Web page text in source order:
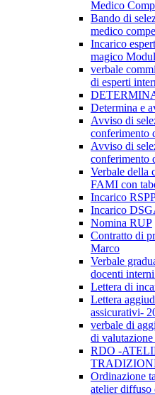
Medico
Bando di
medico
Incarico
magico
verbale
di esperti
Determina e
Avviso di
conferimento
Avviso di
conferimento
Verbale della
FAMI con
Incarico
Incarico
Nomina RUP
Contratto di
Marco
Verbale
docenti
Lettera di
Lettera
assicurativi-
verbale di
di
RDO -
Ordinazione
atelier